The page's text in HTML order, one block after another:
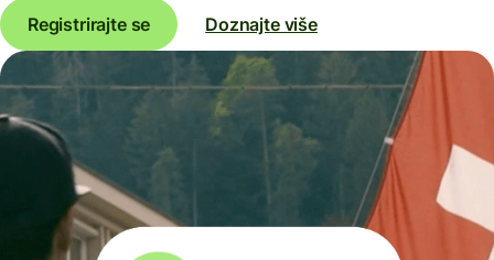
Registrirajte se
Doznajte više